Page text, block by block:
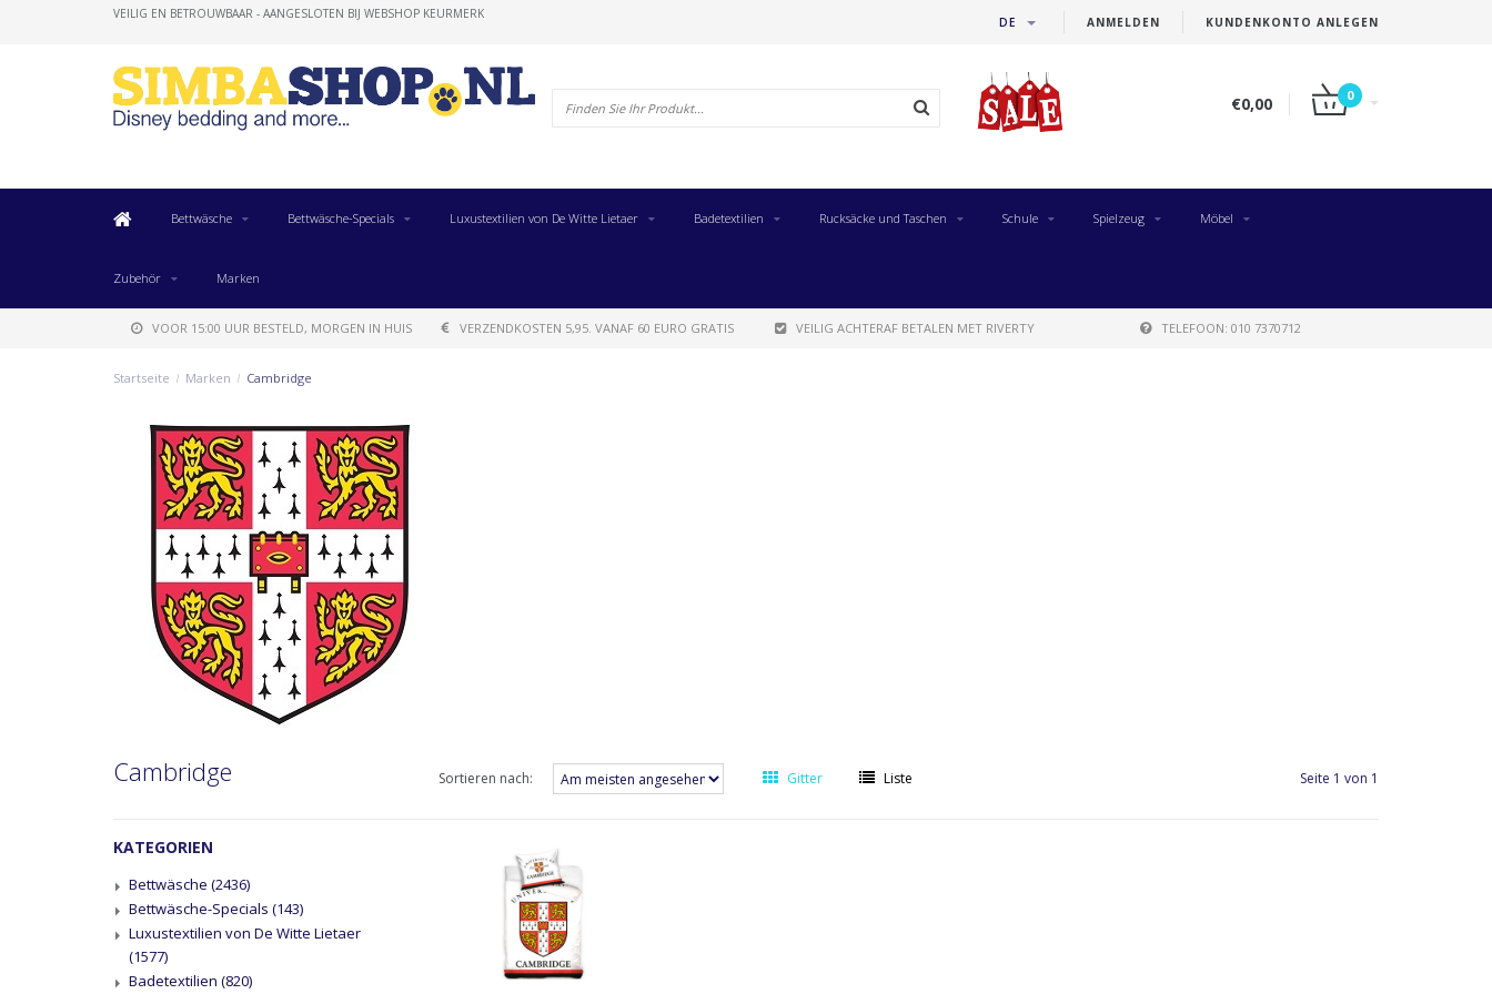
ANMELDEN KUNDENKONTO ANLEGEN
DE
VEILIG EN BETROUWBAAR - AANGESLOTEN BIJ WEBSHOP KEURMERK
€0,00 0
Bettwäsche Bettwäsche-Specials Luxustextilien von De Witte Lietaer Badetextilien Rucksäcke und Taschen Schule Spielzeug Möbel
Zubehör Marken
VOOR 15:00 UUR BESTELD, MORGEN IN HUIS VERZENDKOSTEN 5,95. VANAF 60 EURO GRATIS VEILIG ACHTERAF BETALEN MET RIVERTY TELEFOON: 010 7370712
Startseite / Marken / Cambridge
Cambridge Sortieren nach: Gitter Liste Seite 1 von 1
KATEGORIEN
Bettwäsche (2436)
Bettwäsche-Specials (143)
Luxustextilien von De Witte Lietaer
(1577)
Badetextilien (820)